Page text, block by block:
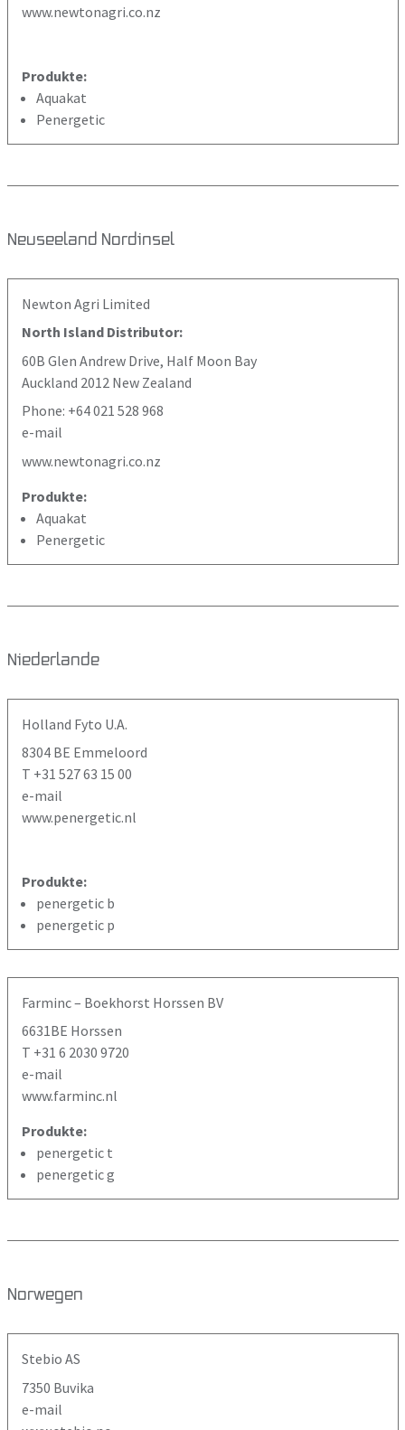
www.newtonagri.co.nz
Produkte:
Aquakat
Penergetic
Neuseeland Nordinsel
Newton Agri Limited
North Island Distributor:
60B Glen Andrew Drive, Half Moon Bay
Auckland 2012 New Zealand
Phone: +64 021 528 968
e-mail
www.newtonagri.co.nz
Produkte:
Aquakat
Penergetic
Niederlande
Holland Fyto U.A.
8304 BE Emmeloord
T +31 527 63 15 00
e-mail
www.penergetic.nl
Produkte:
penergetic b
penergetic p
Farminc – Boekhorst Horssen BV
6631BE Horssen
T +31 6 2030 9720
e-mail
www.farminc.nl
Produkte:
penergetic t
penergetic g
Norwegen
Stebio AS
7350 Buvika
e-mail